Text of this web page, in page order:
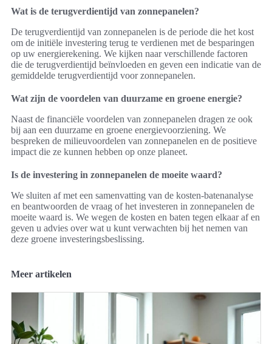
Wat is de terugverdientijd van zonnepanelen?
De terugverdientijd van zonnepanelen is de periode die het kost
om de initiële investering terug te verdienen met de besparingen
op uw energierekening. We kijken naar verschillende factoren
die de terugverdientijd beïnvloeden en geven een indicatie van de
gemiddelde terugverdientijd voor zonnepanelen.
Wat zijn de voordelen van duurzame en groene energie?
Naast de financiële voordelen van zonnepanelen dragen ze ook
bij aan een duurzame en groene energievoorziening. We
bespreken de milieuvoordelen van zonnepanelen en de positieve
impact die ze kunnen hebben op onze planeet.
Is de investering in zonnepanelen de moeite waard?
We sluiten af met een samenvatting van de kosten-batenanalyse
en beantwoorden de vraag of het investeren in zonnepanelen de
moeite waard is. We wegen de kosten en baten tegen elkaar af en
geven u advies over wat u kunt verwachten bij het nemen van
deze groene investeringsbeslissing.
Meer artikelen